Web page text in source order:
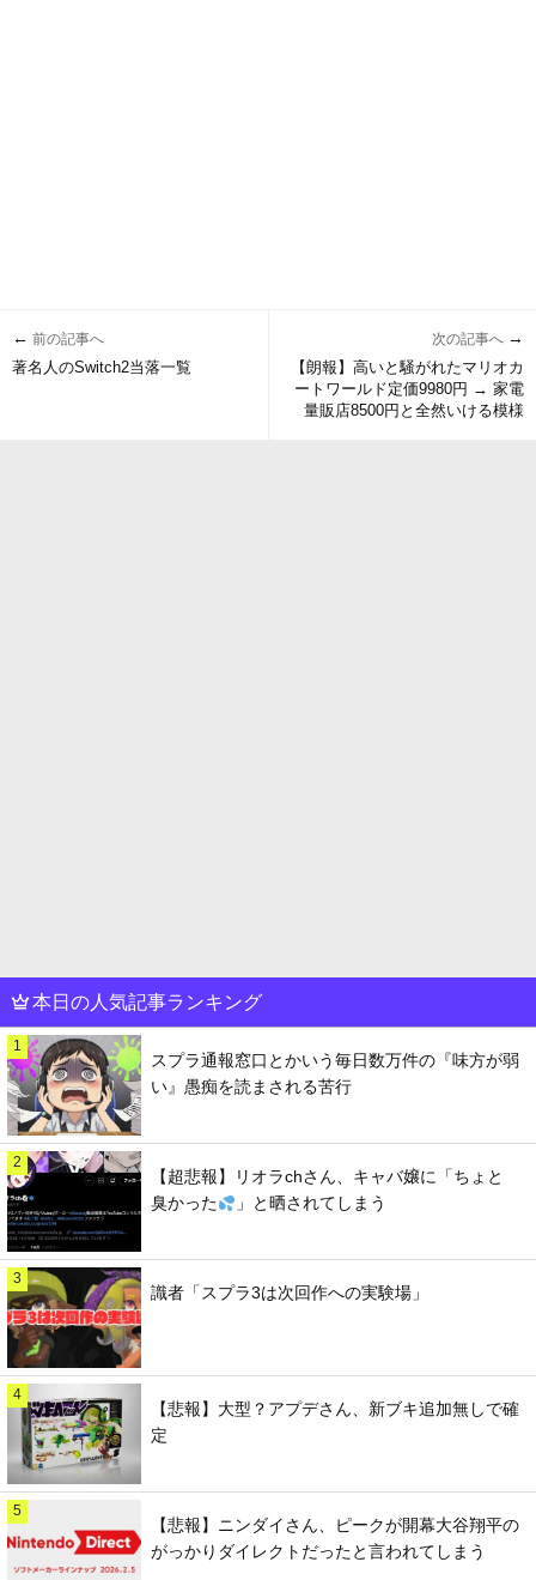
← 前の記事へ
著名人のSwitch2当落一覧
次の記事へ →
【朗報】高いと騒がれたマリオカ
ートワールド定価9980円 → 家電
量販店8500円と全然いける模様
本日の人気記事ランキング
1
スプラ通報窓口とかいう毎日数万件の『味方が弱
い』愚痴を読まされる苦行
2
【超悲報】リオラchさん、キャバ嬢に「ちょと
臭かった
」と晒されてしまう
3
識者「スプラ3は次回作への実験場」
4
【悲報】大型？アプデさん、新ブキ追加無しで確
定
5
【悲報】ニンダイさん、ピークが開幕大谷翔平の
がっかりダイレクトだったと言われてしまう